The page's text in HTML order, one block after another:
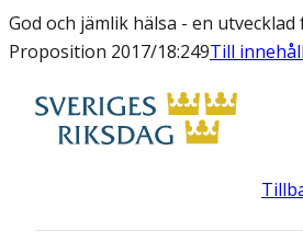
God och jämlik hälsa - en
Proposition 2017/18:249Till